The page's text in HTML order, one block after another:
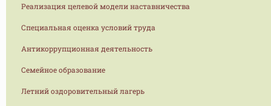
Реализация целевой модели наставничества
Специальная оценка условий труда
Антикоррупционная деятельность
Семейное образование
Летний оздоровительный лагерь